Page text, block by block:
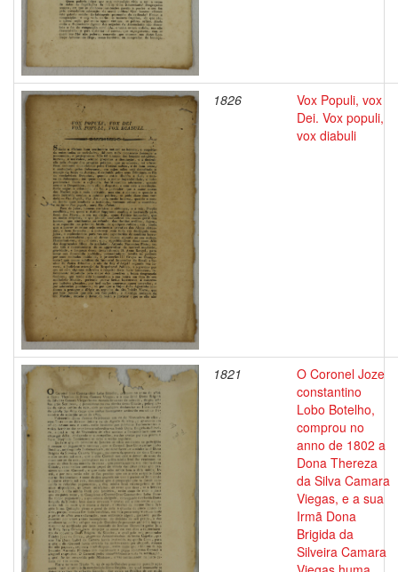
1826
Vox Populi, vox
Dei. Vox populi,
vox diabuli
1821
O Coronel Joze
constantino
Lobo Botelho,
comprou no
anno de 1802 a
Dona Thereza
da Silva Camara
Viegas, e a sua
Irmã Dona
Brigida da
Silveira Camara